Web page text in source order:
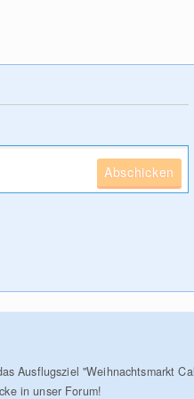
Abschicken
Ausflugsziel "Weihnachtsmarkt
in unser Forum!